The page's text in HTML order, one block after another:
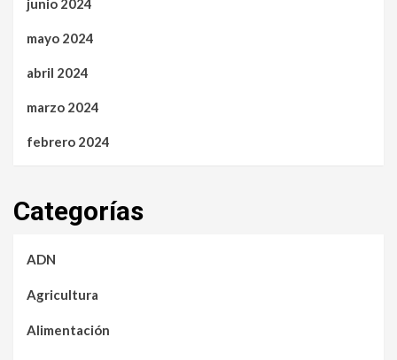
junio 2024
mayo 2024
abril 2024
marzo 2024
febrero 2024
Categorías
ADN
Agricultura
Alimentación